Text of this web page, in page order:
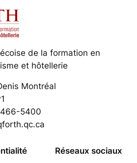
de la formation en
et hôtellerie
Montréal
5400
Réseaux sociaux